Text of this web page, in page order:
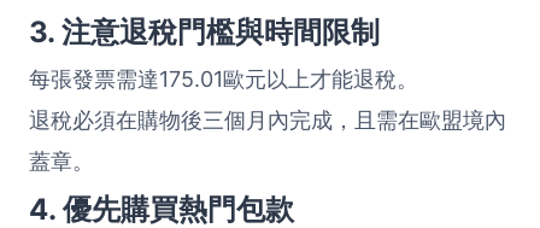
3. 注意退稅門檻與時間限制
每張發票需達175.01歐元以上才能退稅。
退稅必須在購物後三個月內完成，且需在歐盟境內
蓋章。
4. 優先購買熱門包款